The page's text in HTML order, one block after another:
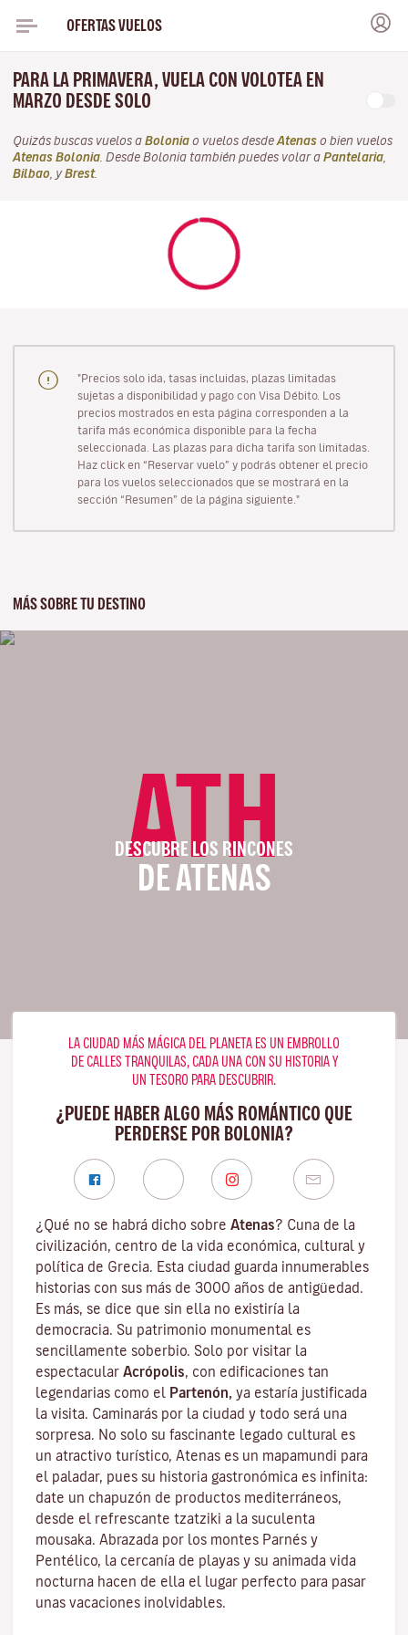
OFERTAS VUELOS
PARA LA PRIMAVERA, VUELA CON VOLOTEA EN
MARZO DESDE SOLO
Quizás buscas vuelos a Bolonia o vuelos desde Atenas o bien vuelos
Atenas Bolonia . Desde Bolonia también puedes volar a Pantelaria
Bilbao , y Brest.
"Precios solo ida, tasas incluidas, plazas limitadas
sujetas a disponibilidad y pago con Visa Débito. Los
precios mostrados en esta página corresponden a la
tarifa más económica disponible para la fecha
seleccionada. Las plazas para dicha tarifa son limitadas.
Haz click en “Reservar vuelo” y podrás obtener el precio
para los vuelos seleccionados que se mostrará en la
sección “Resumen” de la página siguiente."
MÁS SOBRE TU DESTINO
ATH
DESCUBRE LOS RINCONES
DE ATENAS
LA CIUDAD MÁS MÁGICA DEL PLANETA ES UN EMBROLLO
DE CALLES TRANQUILAS, CADA UNA CON SU HISTORIA Y
UN TESORO PARA DESCUBRIR.
¿PUEDE HABER ALGO MÁS ROMÁNTICO QUE
PERDERSE POR BOLONIA?
¿Qué no se habrá dicho sobre Atenas? Cuna de la
civilización, centro de la vida económica, cultural y
política de Grecia. Esta ciudad guarda innumerables
historias con sus más de 3000 años de antigüedad.
Es más, se dice que sin ella no existiría la
democracia. Su patrimonio monumental es
sencillamente soberbio. Solo por visitar la
espectacular Acrópolis, con edificaciones tan
legendarias como el Partenón, ya estaría justificada
la visita. Caminarás por la ciudad y todo será una
sorpresa. No solo su fascinante legado cultural es
un atractivo turístico, Atenas es un mapamundi para
el paladar, pues su historia gastronómica es infinita:
date un chapuzón de productos mediterráneos,
desde el refrescante tzatziki a la suculenta
mousaka. Abrazada por los montes Parnés y
Pentélico, la cercanía de playas y su animada vida
nocturna hacen de ella el lugar perfecto para pasar
unas vacaciones inolvidables.